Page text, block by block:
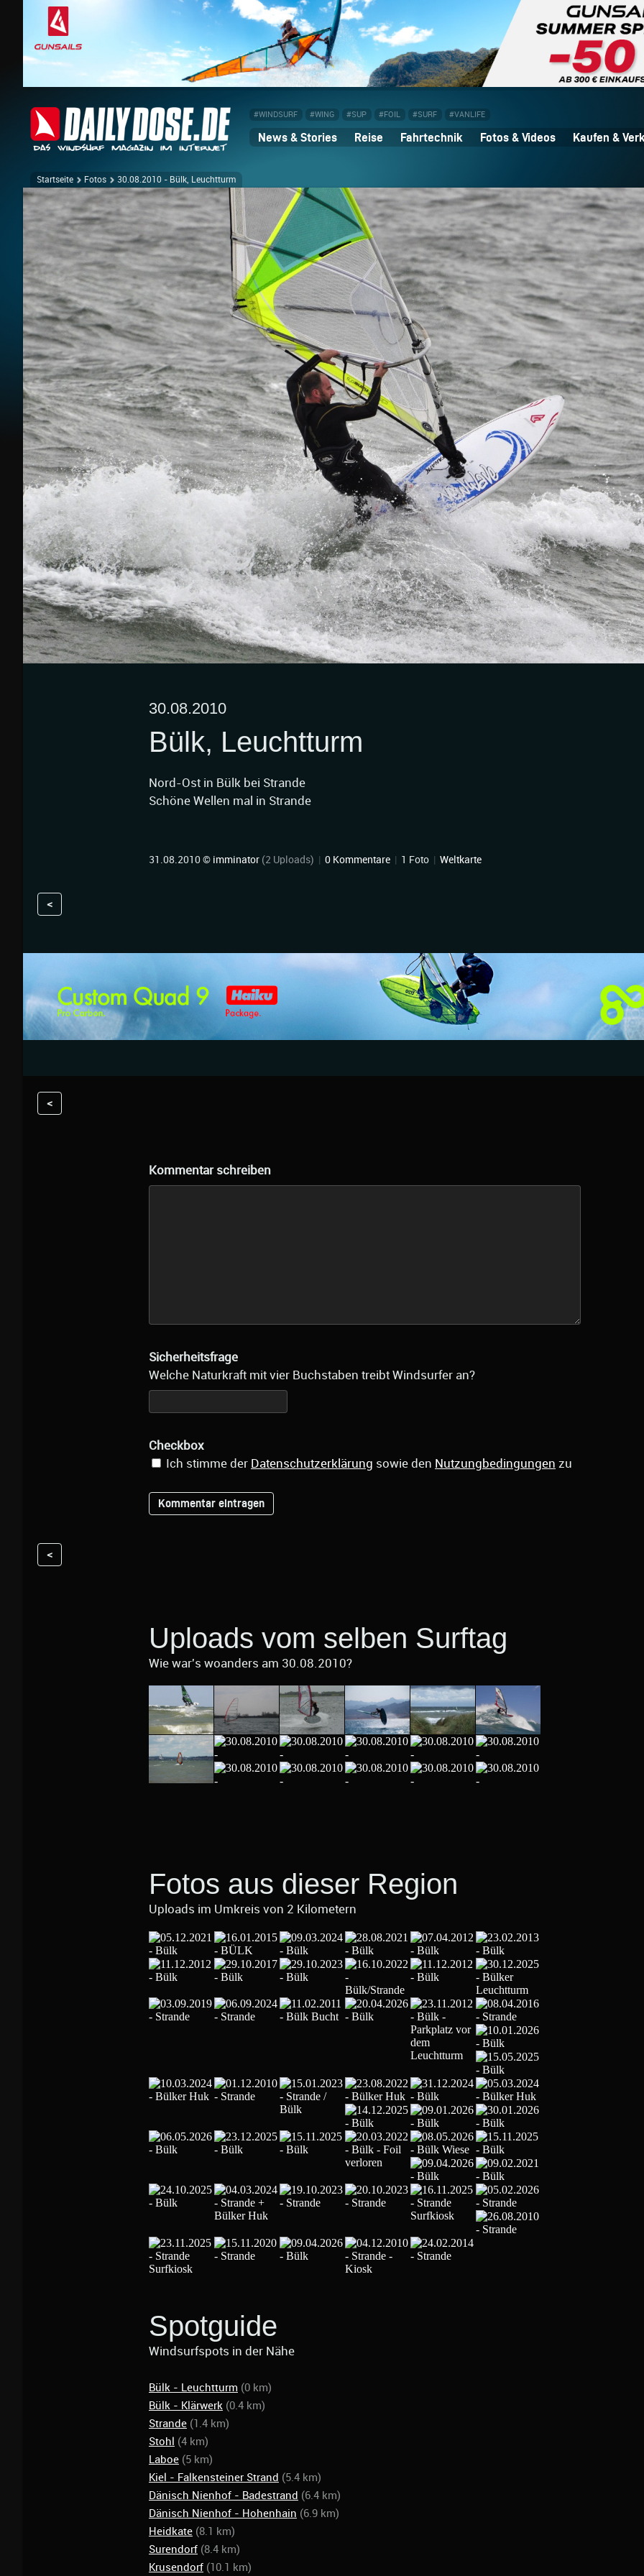
#WINDSURF #WING #SUP #FOIL #SURF #VANLIFE
News & Stories Reise Fahrtechnik Fotos & Videos Kaufen &
Startseite Fotos 30.08.2010 - Bülk, Leuchtturm
30.08.2010
Bülk, Leuchtturm
Nord-Ost in Bülk bei Strande
Schöne Wellen mal in Strande
31.08.2010 © imminator (2 Uploads) | 0 Kommentare | 1 Foto | Weltkarte
<
<
Kommentar schreiben
Sicherheitsfrage
Welche Naturkraft mit vier Buchstaben treibt Windsurfer an?
Checkbox
Ich stimme der Datenschutzerklärung sowie den Nutzungbedingungen zu
<
Uploads vom selben Surftag
Wie war's woanders am 30.08.2010?
Fotos aus dieser Region
Uploads im Umkreis von 2 Kilometern
Spotguide
Windsurfspots in der Nähe
Bülk - Leuchtturm (0 km)
Bülk - Klärwerk (0.4 km)
Strande (1.4 km)
Stohl (4 km)
Laboe (5 km)
Kiel - Falkensteiner Strand (5.4 km)
Dänisch Nienhof - Badestrand (6.4 km)
Dänisch Nienhof - Hohenhain (6.9 km)
Heidkate (8.1 km)
Surendorf (8.4 km)
Krusendorf (10.1 km)